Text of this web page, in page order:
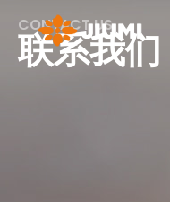
CONTACT US
联系我们